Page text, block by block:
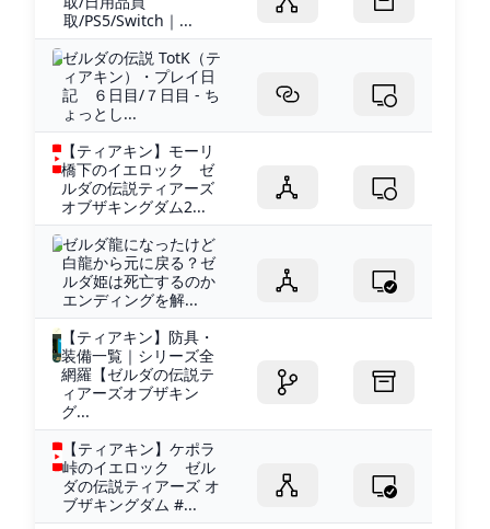
取/PS5/Switch｜...
ゼルダの伝説 TotK（テ
ィアキン）・プレイ日
記 ６日目/７日目 - ち
ょっとし...
【ティアキン】モーリ
橋下のイエロック ゼ
ルダの伝説ティアーズ
オブザキングダム2...
ゼルダ龍になったけど
白龍から元に戻る？ゼ
ルダ姫は死亡するのか
エンディングを解...
【ティアキン】防具・
装備一覧｜シリーズ全
網羅【ゼルダの伝説テ
ィアーズオブザキン
グ...
【ティアキン】ケポラ
峠のイエロック ゼル
ダの伝説ティアーズ オ
ブザキングダム #...